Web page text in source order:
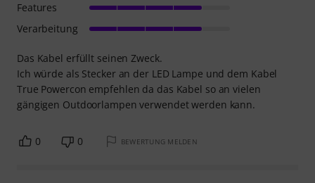
Das Kabel erfüllt seinen Zweck.
Ich würde als Stecker an der LED Lampe und dem Kabel
True Powercon empfehlen da das Kabel so an vielen
gängigen Outdoorlampen verwendet werden kann.
Features
Verarbeitung
0 0 BEWERTUNG MELDEN